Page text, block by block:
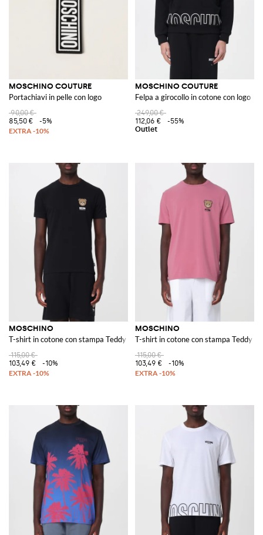
MOSCHINO COUTURE
Portachiavi in pelle con logo
90,00 €
85,50 €
-5%
MOSCHINO COUTURE
Felpa a girocollo in cotone con logo
249,00 €
112,06 €
-55%
MOSCHINO
T-shirt in cotone con stampa Teddy Bear e logo a contrasto
115,00 €
103,49 €
-10%
MOSCHINO
T-shirt in cotone con stampa Teddy
115,00 €
103,49 €
-10%